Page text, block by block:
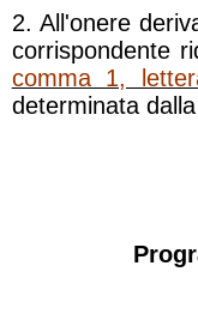
2. All'onere
corrispondente
comma 1,
determinata dalla